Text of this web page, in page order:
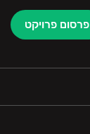
פרסום פרויקט